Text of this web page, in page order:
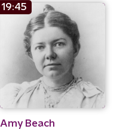
19:45
Amy Beach